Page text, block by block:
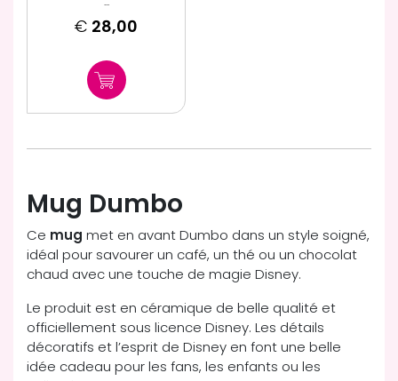
€ 28,00
Mug Dumbo
Ce mug met en avant Dumbo dans un style soigné,
idéal pour savourer un café, un thé ou un chocolat
chaud avec une touche de magie Disney.
Le produit est en céramique de belle qualité et
officiellement sous licence Disney. Les détails
décoratifs et l’esprit de Disney en font une belle
idée cadeau pour les fans, les enfants ou les